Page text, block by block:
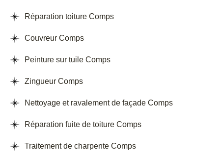
Réparation toiture Comps
Couvreur Comps
Peinture sur tuile Comps
Zingueur Comps
Nettoyage et ravalement de façade Comps
Réparation fuite de toiture Comps
Traitement de charpente Comps